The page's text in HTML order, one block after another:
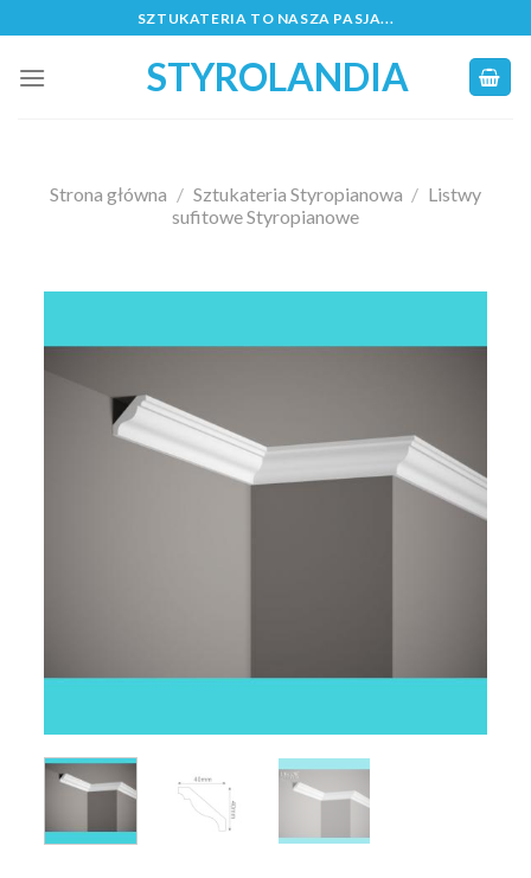
to
content
SZTUKATERIA TO NASZA PASJA...
STYROLANDIA
Strona główna / Sztukateria Styropianowa / Listwy
sufitowe Styropianowe